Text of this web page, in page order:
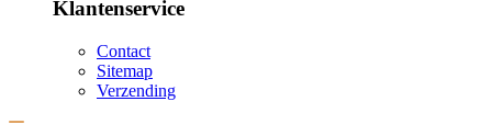
Klantenservice
Contact
Sitemap
Verzending